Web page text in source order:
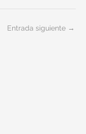
Entrada siguiente →